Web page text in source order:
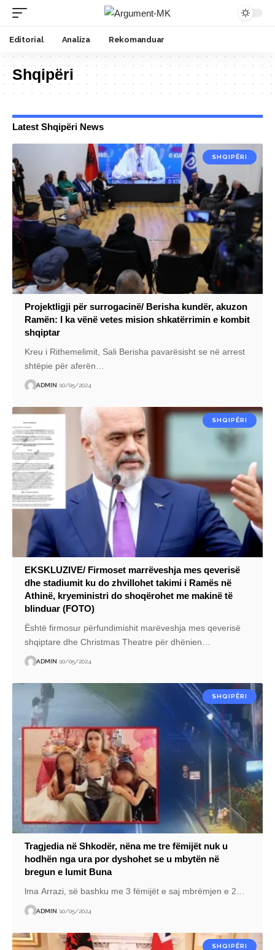
Editorial Analiza Rekomanduar
Shqipëri
Latest Shqipëri News
SHQIPËRI
Projektligji për surrogacinë/ Berisha kundër, akuzon
Ramën: I ka vënë vetes mision shkatërrimin e kombit
shqiptar
Kreu i Rithemelimit, Sali Berisha pavarësisht se në arrest
shtëpie për aferën
ADMIN 10/05/2024
SHQIPËRI
EKSKLUZIVE/ Firmoset marrëveshja mes qeverisë
dhe stadiumit ku do zhvillohet takimi i Ramës në
Athinë, kryeministri do shoqërohet me makinë të
blinduar (FOTO)
Është firmosur përfundimishit marëveshja mes qeverisë
shqiptare dhe Christmas Theatre për dhënien
ADMIN 10/05/2024
SHQIPËRI
Tragjedia në Shkodër, nëna me tre fëmijët nuk u
hodhën nga ura por dyshohet se u mbytën në
bregun e lumit Buna
lma Arrazi, së bashku me 3 fëmijët e saj mbrëmjen e 2
ADMIN 10/05/2024
SHQIPËRI